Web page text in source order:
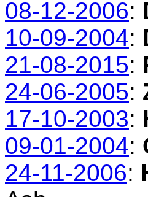
08-12-2006:
10-09-2004:
21-08-2015:
24-06-2005:
17-10-2003:
09-01-2004:
24-11-2006: